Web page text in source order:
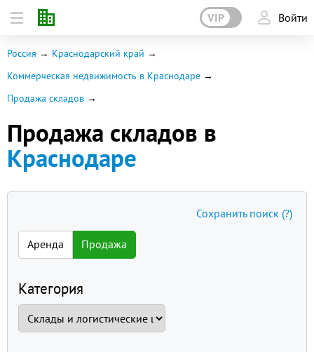
VIP Войти
Россия
Краснодарский край
Коммерческая недвижимость в Краснодаре
Продажа складов
Продажа складов в
Краснодаре
Аренда Продажа
Категория
Сохранить поиск (?)